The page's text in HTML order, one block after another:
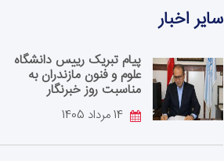
سایر اخبار
پیام تبریک رییس دانشگاه
علوم و فنون مازندران به
مناسبت روز خبرنگار